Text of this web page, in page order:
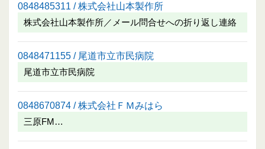
0848485311 / 株式会社山本製作所
株式会社山本製作所／メール問合せへの折り返し連絡
0848471155 / 尾道市立市民病院
尾道市立市民病院
0848670874 / 株式会社ＦＭみはら
三原FM…